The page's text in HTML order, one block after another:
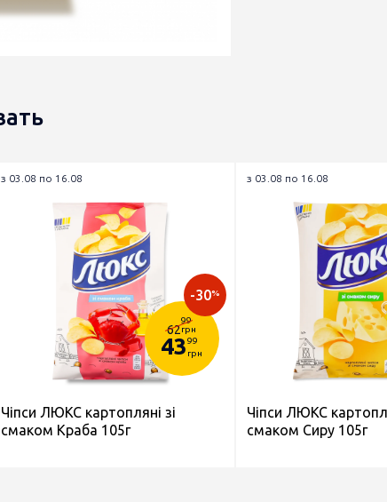
з 03.08 по 16.08
62
99
грн
4399
грн
-30%
Чіпси ЛЮКС картопляні зі
смаком Краба 105г
з 03.08 по 16.08
Чіпси ЛЮКС
смаком Сиру 105г